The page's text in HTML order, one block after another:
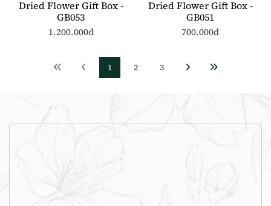
Dried Flower Gift Box -
GB053
1.200.000đ
Dried Flower Gift Box -
GB051
700.000đ
1 2 3